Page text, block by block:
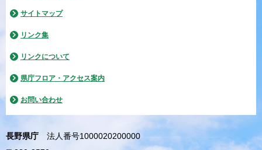
サイトマップ
リンク集
リンクについて
県庁フロア・アクセス案内
お問い合わせ
長野県庁
法人番号1000020200000